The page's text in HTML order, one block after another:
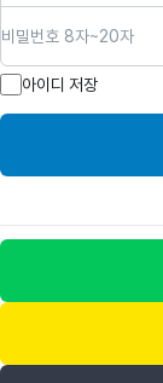
아이디 저장